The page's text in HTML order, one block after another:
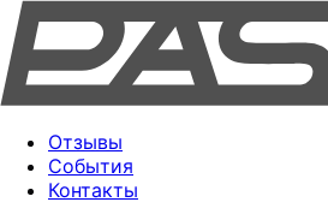
Отзывы
События
Контакты